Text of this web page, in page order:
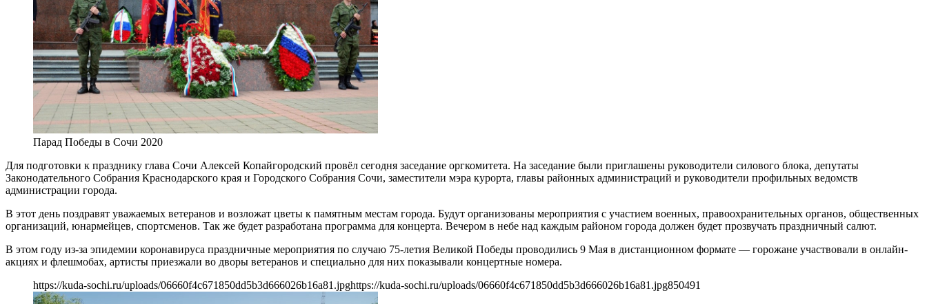
Парад Победы в Сочи 2020
Для подготовки к празднику глава Сочи Алексей Копайгородский провёл сегодня заседание оргкомитета. На заседание были приглашены руководители силового блока, депутаты
Законодательного Собрания Краснодарского края и Городского Собрания Сочи, заместители мэра курорта, главы районных администраций и руководители профильных ведомств
администрации города.
В этот день поздравят уважаемых ветеранов и возложат цветы к памятным местам города. Будут организованы мероприятия с участием военных, правоохранительных органов, общественных
организаций, юнармейцев, спортсменов. Так же будет разработана программа для концерта. Вечером в небе над каждым районом города должен будет прозвучать праздничный салют.
В этом году из-за эпидемии коронавируса праздничные мероприятия по случаю 75-летия Великой Победы проводились 9 Мая в дистанционном формате — горожане участвовали в онлайн-
акциях и флешмобах, артисты приезжали во дворы ветеранов и специально для них показывали концертные номера.
https://kuda-sochi.ru/uploads/06660f4c671850dd5b3d666026b16a81.jpghttps://kuda-sochi.ru/uploads/06660f4c671850dd5b3d666026b16a81.jpg850491